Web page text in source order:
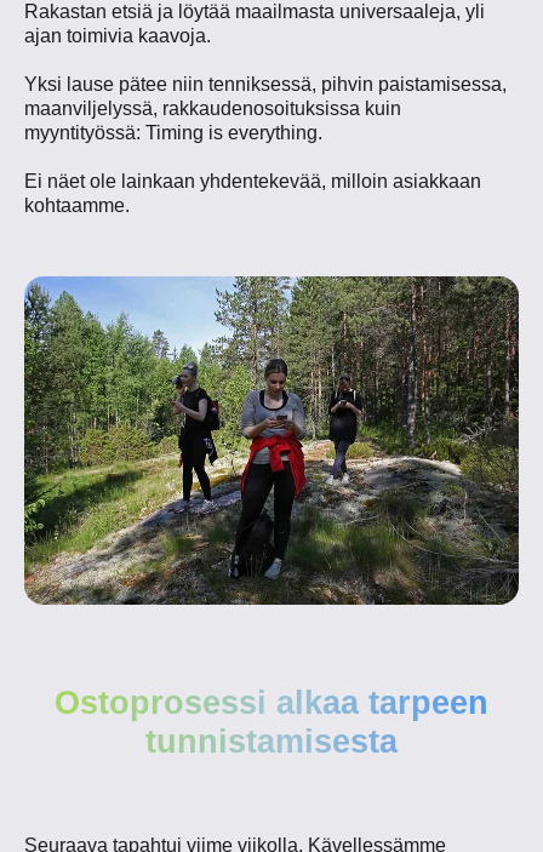
Rakastan etsiä ja löytää maailmasta universaaleja, yli
ajan toimivia kaavoja.
Yksi lause pätee niin tenniksessä, pihvin paistamisessa,
maanviljelyssä, rakkaudenosoituksissa kuin
myyntityössä: Timing is everything.
Ei näet ole lainkaan yhdentekevää, milloin asiakkaan
kohtaamme.
Ostoprosessi alkaa tarpeen
tunnistamisesta
Seuraava tapahtui viime viikolla. Kävellessämme